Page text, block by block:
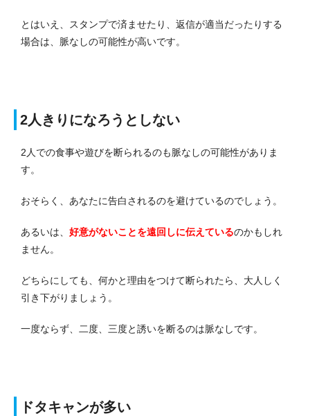
とはいえ、スタンプで済ませたり、返信が適当だったりする
場合は、脈なしの可能性が高いです。
2人きりになろうとしない
2人での食事や遊びを断られるのも脈なしの可能性がありま
す。
おそらく、あなたに告白されるのを避けているのでしょう。
あるいは、 好意がないことを遠回しに伝えているのかもしれ
ません。
どちらにしても、何かと理由をつけて断られたら、大人しく
引き下がりましょう。
一度ならず、二度、三度と誘いを断るのは脈なしです。
ドタキャンが多い